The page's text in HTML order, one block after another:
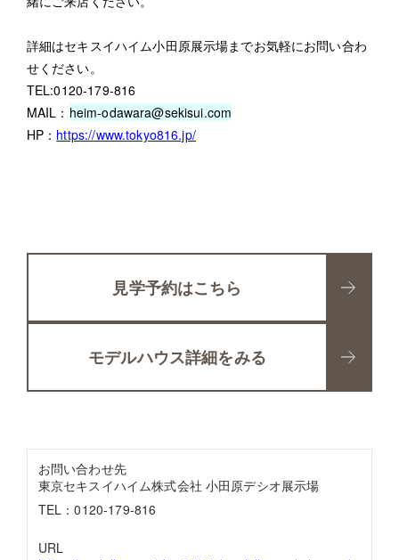
詳細はセキスイハイム小田原展示場までお気軽にお問い合わ
せください。
TEL:0120-179-816
MAIL： heim-odawara@sekisui.com
HP： https://www.tokyo816.jp/
見学予約はこちら
モデルハウス詳細をみる
お問い合わせ先
東京セキスイハイム株式会社 小田原デシオ展示場
TEL：0120-179-816
URL